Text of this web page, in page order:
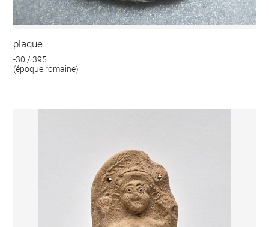
plaque
-30 / 395
(époque romaine)